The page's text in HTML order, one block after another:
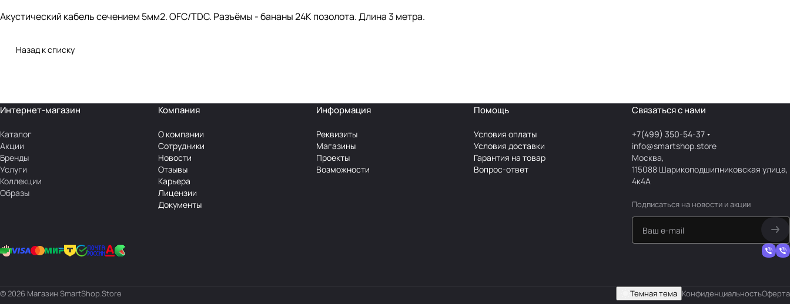
Акустический кабель сечением 5мм2. OFC/TDC. Разъёмы - бананы 24К позолота. Длина 3 метра.
Назад к списку
Интернет-магазин
Каталог
Акции
Бренды
Услуги
Коллекции
Образы
Компания
О компании
Сотрудники
Новости
Отзывы
Карьера
Лицензии
Документы
Информация
Реквизиты
Магазины
Проекты
Возможности
Помощь
Условия оплаты
Условия доставки
Гарантия на товар
Вопрос-ответ
Связаться с нами
+7(499) 350-54-37
info@smartshop.store
Москва,
115088 Шарикоподшипниковская улица,
4к4А
Подписаться на новости и акции
© 2026 Магазин SmartShop.Store Темная тема КонфиденциальностьОферта